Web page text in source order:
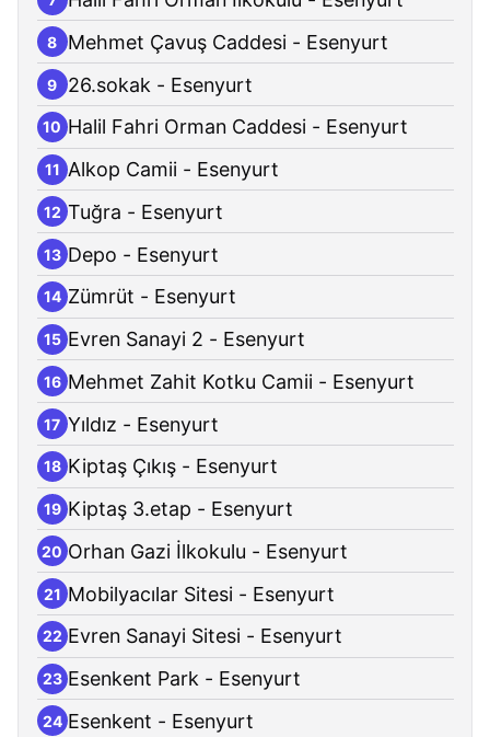
8 Mehmet Çavuş Caddesi - Esenyurt
9 26.sokak - Esenyurt
10 Halil Fahri Orman Caddesi - Esenyurt
11 Alkop Camii - Esenyurt
12 Tuğra - Esenyurt
13 Depo - Esenyurt
14 Zümrüt - Esenyurt
15 Evren Sanayi 2 - Esenyurt
16 Mehmet Zahit Kotku Camii - Esenyurt
17 Yıldız - Esenyurt
18 Kiptaş Çıkış - Esenyurt
19 Kiptaş 3.etap - Esenyurt
20 Orhan Gazi İlkokulu - Esenyurt
21 Mobilyacılar Sitesi - Esenyurt
22 Evren Sanayi Sitesi - Esenyurt
23 Esenkent Park - Esenyurt
24 Esenkent - Esenyurt